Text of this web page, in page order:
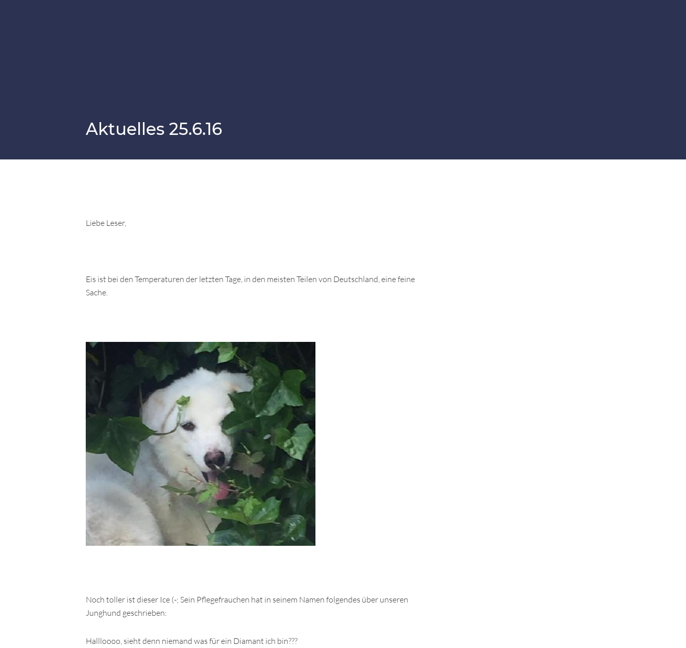
Aktuelles 25.6.16
Liebe Leser,
Eis ist bei den Temperaturen der letzten Tage, in den meisten Teilen von Deutschland, eine feine
Sache.
Noch toller ist dieser Ice (-; Sein Pflegefrauchen hat in seinem Namen folgendes über unseren
Junghund geschrieben:
Hallloooo, sieht denn niemand was für ein Diamant ich bin???